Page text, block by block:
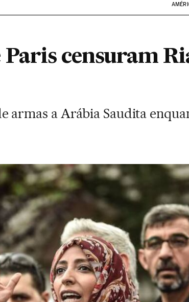
censuram
armas a Arábia Saudita